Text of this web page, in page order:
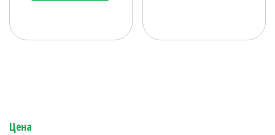
Цена